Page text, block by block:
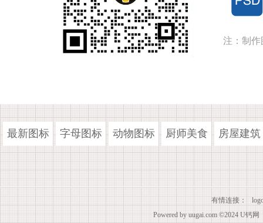
注：制作
最新图标 字母图标 动物图标 厨师美食 房屋建筑
有情连接：
Powered by uugai.com ©2024 U钙网